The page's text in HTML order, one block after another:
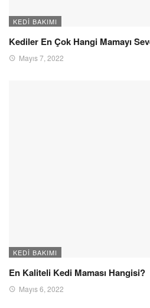
KEDI BAKIMI
Kediler En Çok Hangi Mamayı
Mayıs 7, 2022
KEDI BAKIMI
En Kaliteli Kedi Maması Hangisi?
Mayıs 6, 2022